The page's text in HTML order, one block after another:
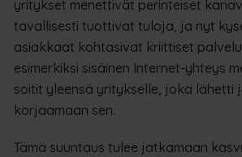
yritykset menettivät perinteiset
tavallisesti tuottivat tuloja, ja nyt
asiakkaat kohtasivat kriittiset
esimerkiksi sisäinen Internet-yhteys
soitit yleensä yritykselle, joka lähetti
korjaamaan sen.
Tämä suuntaus tulee jatkamaan